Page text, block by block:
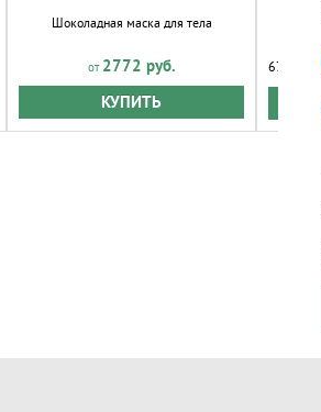
Шоколадная маска для тела
2772 руб.
КУПИТЬ
675 гр